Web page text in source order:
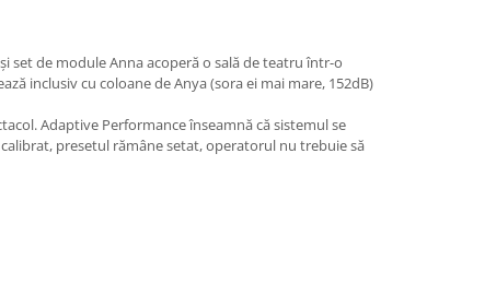
set de module Anna acoperă o sală de teatru într-o
inclusiv cu coloane de Anya (sora ei mai mare, 152dB)
Adaptive Performance înseamnă că sistemul se
presetul rămâne setat, operatorul nu trebuie să